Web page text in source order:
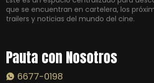
que se encuentran en cartelera, los
trailers y noticias del mundo del cine.
Pauta con Nosotros
6677-0198